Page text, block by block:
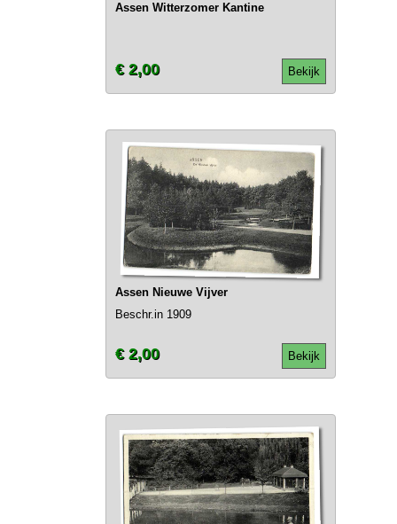
Assen Witterzomer Kantine
Bekijk
€ 2,00
Assen Nieuwe Vijver
Beschr.in 1909
Bekijk
€ 2,00